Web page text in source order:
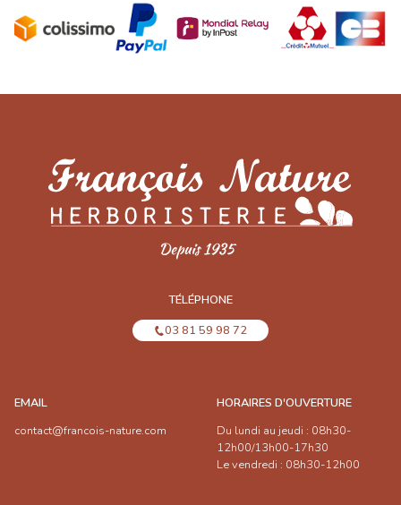
TÉLÉPHONE
03 81 59 98 72
EMAIL
contact@francois-nature.com
HORAIRES D'OUVERTURE
Du lundi au jeudi : 08h30-
12h00/13h00-17h30
Le vendredi : 08h30-12h00